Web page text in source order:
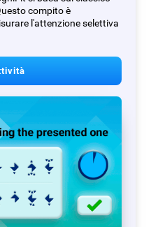
compito è
l'attenzione selettiva